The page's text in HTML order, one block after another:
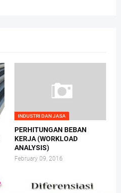
INDUSTRI DAN JASA
PERHITUNGAN BEBAN
KERJA (WORKLOAD
ANALYSIS)
February 09, 2016